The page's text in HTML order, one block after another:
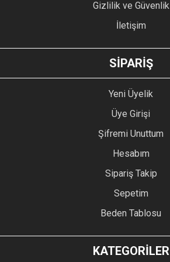
GÖNDER
Gizlilik ve Güvenlik
İletişim
SİPARİŞ
Yeni Üyelik
Üye Girişi
Şifremi Unuttum
Hesabım
Sipariş Takip
Sepetim
Beden Tablosu
KATEGORİLER